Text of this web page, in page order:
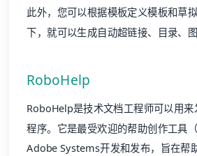
此外，您可以根据模板定义模板和草
下，就可以生成自动超链接、目录、
RoboHelp
RoboHelp是技术文档工程师可以用
程序。它是最受欢迎的帮助创作工具（
Adobe Systems开发和发布，旨在帮